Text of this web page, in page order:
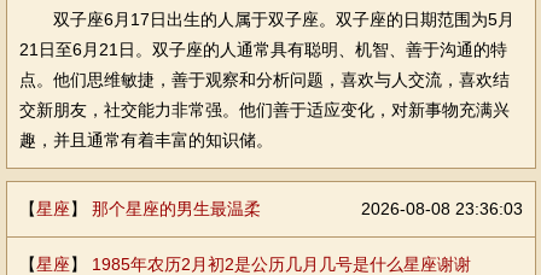
双子座6月17日出生的人属于双子座。双子座的日期范围为5月
21日至6月21日。双子座的人通常具有聪明、机智、善于沟通的特
点。他们思维敏捷，善于观察和分析问题，喜欢与人交流，喜欢结
交新朋友，社交能力非常强。他们善于适应变化，对新事物充满兴
趣，并且通常有着丰富的知识储。
【星座】 那个星座的男生最温柔 2026-08-08 23:36:03
【星座】 1985年农历2月初2是公历几月几号是什么星座谢谢